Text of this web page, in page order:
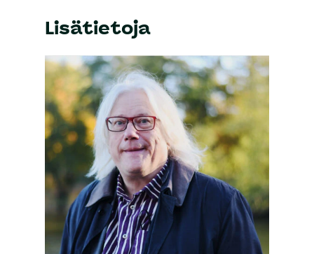
Lisätietoja